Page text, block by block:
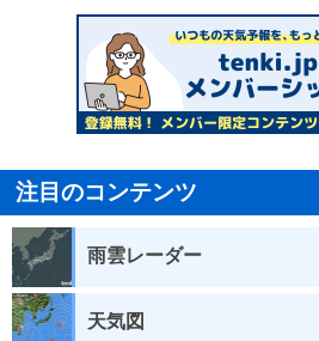
注目のコンテンツ
雨雲レーダー
天気図